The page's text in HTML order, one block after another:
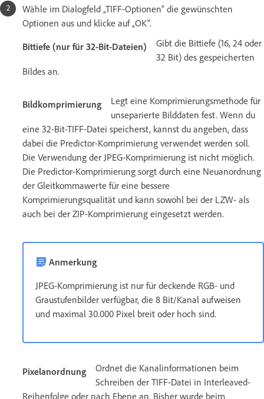
Wähle im Dialogfeld „TIFF-Optionen“ die gewünschten
Optionen aus und klicke auf „OK“.
Bittiefe (nur für 32-Bit-Dateien)
Gibt die Bittiefe (16, 24 oder
32 Bit) des gespeicherten
Bildes an.
Bildkomprimierung
Legt eine Komprimierungsmethode für
unseparierte Bilddaten fest. Wenn du
eine 32-Bit-TIFF-Datei speicherst, kannst du angeben, dass
dabei die Predictor-Komprimierung verwendet werden soll.
Die Verwendung der JPEG-Komprimierung ist nicht möglich.
Die Predictor-Komprimierung sorgt durch eine Neuanordnung
der Gleitkommawerte für eine bessere
Komprimierungsqualität und kann sowohl bei der LZW- als
auch bei der ZIP-Komprimierung eingesetzt werden.
Anmerkung
JPEG-Komprimierung ist nur für deckende RGB- und
Graustufenbilder verfügbar, die 8 Bit/Kanal aufweisen
und maximal 30.000 Pixel breit oder hoch sind.
Pixelanordnung
Ordnet die Kanalinformationen beim
Schreiben der TIFF-Datei in Interleaved-
Reihenfolge oder nach Ebene an. Bisher wurde beim